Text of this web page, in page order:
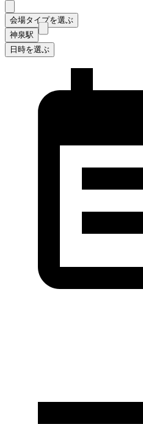
会場タイプを選ぶ
神泉駅
日時を選ぶ